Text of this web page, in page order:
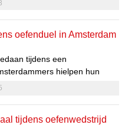
talenten Aaron Bouwman
oefenduel in Amsterdam
tijdens een
hielpen hun
dat de aandacht
maar het laat zien
door samenwerking, zelfs in
tijdens oefenwedstrijd